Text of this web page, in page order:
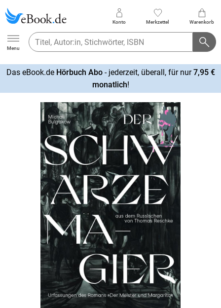
Ebook.de
Menu
Konto Merkzettel Warenkorb
Das eBook.de Hörbuch Abo- jederzeit, überall, für nur7,95 €
monatlich!